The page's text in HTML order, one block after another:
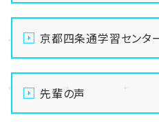
京都四条通学習センタ
先輩の声